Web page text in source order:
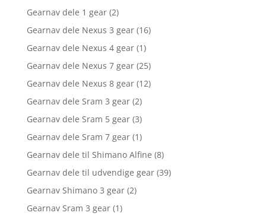
Gearnav dele 1 gear (2)
Gearnav dele Nexus 3 gear (16)
Gearnav dele Nexus 4 gear (1)
Gearnav dele Nexus 7 gear (25)
Gearnav dele Nexus 8 gear (12)
Gearnav dele Sram 3 gear (2)
Gearnav dele Sram 5 gear (3)
Gearnav dele Sram 7 gear (1)
Gearnav dele til Shimano Alfine (8)
Gearnav dele til udvendige gear (39)
Gearnav Shimano 3 gear (2)
Gearnav Sram 3 gear (1)